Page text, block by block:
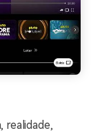
realidade,